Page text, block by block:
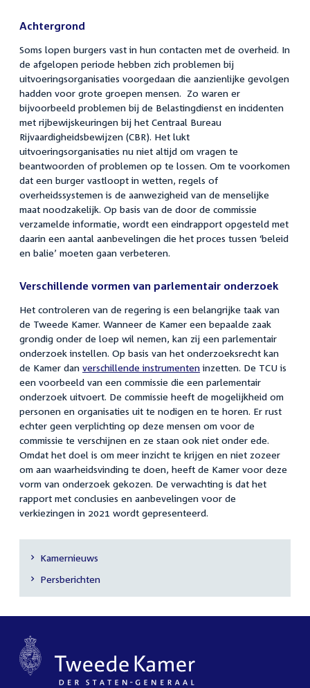
Achtergrond
Soms lopen burgers vast in hun contacten met de overheid. In
de afgelopen periode hebben zich problemen bij
uitvoeringsorganisaties voorgedaan die aanzienlijke gevolgen
hadden voor grote groepen mensen. Zo waren er
bijvoorbeeld problemen bij de Belastingdienst en incidenten
met rijbewijskeuringen bij het Centraal Bureau
Rijvaardigheidsbewijzen (CBR). Het lukt
uitvoeringsorganisaties nu niet altijd om vragen te
beantwoorden of problemen op te lossen. Om te voorkomen
dat een burger vastloopt in wetten, regels of
overheidssystemen is de aanwezigheid van de menselijke
maat noodzakelijk. Op basis van de door de commissie
verzamelde informatie, wordt een eindrapport opgesteld met
daarin een aantal aanbevelingen die het proces tussen ‘beleid
en balie’ moeten gaan verbeteren.
Verschillende vormen van parlementair onderzoek
Het controleren van de regering is een belangrijke taak van
de Tweede Kamer. Wanneer de Kamer een bepaalde zaak
grondig onder de loep wil nemen, kan zij een parlementair
onderzoek instellen. Op basis van het onderzoeksrecht kan
de Kamer dan verschillende instrumenteninzetten. De TCU is
een voorbeeld van een commissie die een parlementair
onderzoek uitvoert. De commissie heeft de mogelijkheid om
personen en organisaties uit te nodigen en te horen. Er rust
echter geen verplichting op deze mensen om voor de
commissie te verschijnen en ze staan ook niet onder ede.
Omdat het doel is om meer inzicht te krijgen en niet zozeer
om aan waarheidsvinding te doen, heeft de Kamer voor deze
vorm van onderzoek gekozen. De verwachting is dat het
rapport met conclusies en aanbevelingen voor de
verkiezingen in 2021 wordt gepresenteerd.
Secundaire
navigatie
Kamernieuws
Persberichten